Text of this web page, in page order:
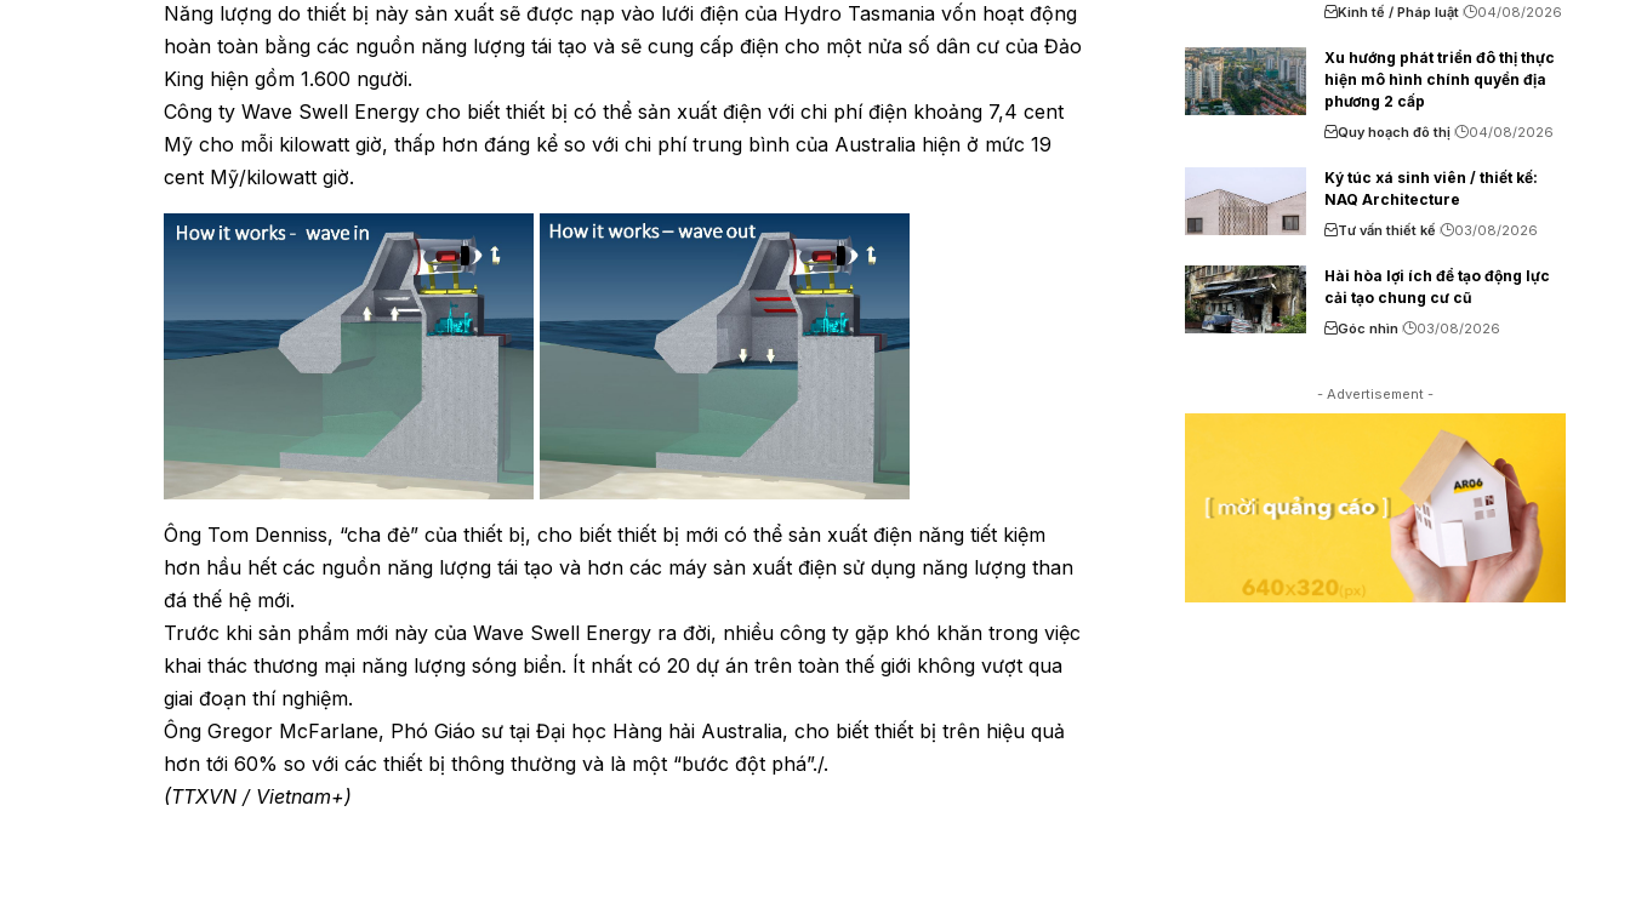
Năng lượng do thiết bị này sản xuất sẽ được nạp vào lưới điện của Hydro Tasmania vốn hoạt động
hoàn toàn bằng các nguồn năng lượng tái tạo và sẽ cung cấp điện cho một nửa số dân cư của Đảo
King hiện gồm 1.600 người.
Công ty Wave Swell Energy cho biết thiết bị có thể sản xuất điện với chi phí điện khoảng 7,4 cent
Mỹ cho mỗi kilowatt giờ, thấp hơn đáng kể so với chi phí trung bình của Australia hiện ở mức 19
cent Mỹ/kilowatt giờ.
Ông Tom Denniss, “cha đẻ” của thiết bị, cho biết thiết bị mới có thể sản xuất điện năng tiết kiệm
hơn hầu hết các nguồn năng lượng tái tạo và hơn các máy sản xuất điện sử dụng năng lượng than
đá thế hệ mới.
Trước khi sản phẩm mới này của Wave Swell Energy ra đời, nhiều công ty gặp khó khăn trong việc
khai thác thương mại năng lượng sóng biển. Ít nhất có 20 dự án trên toàn thế giới không vượt qua
giai đoạn thí nghiệm.
Ông Gregor McFarlane, Phó Giáo sư tại Đại học Hàng hải Australia, cho biết thiết bị trên hiệu quả
hơn tới 60% so với các thiết bị thông thường và là một “bước đột phá”./.
(TTXVN / Vietnam+)
Kinh tế / Pháp luật 04/08/2026
Xu hướng phát triển đô thị thực
hiện mô hình chính quyền địa
phương 2 cấp
Quy hoạch đô thị 04/08/2026
Ký túc xá sinh viên / thiết kế:
NAQ Architecture
Tư vấn thiết kế 03/08/2026
Hài hòa lợi ích để tạo động lực
cải tạo chung cư cũ
Góc nhìn 03/08/2026
- Advertisement -